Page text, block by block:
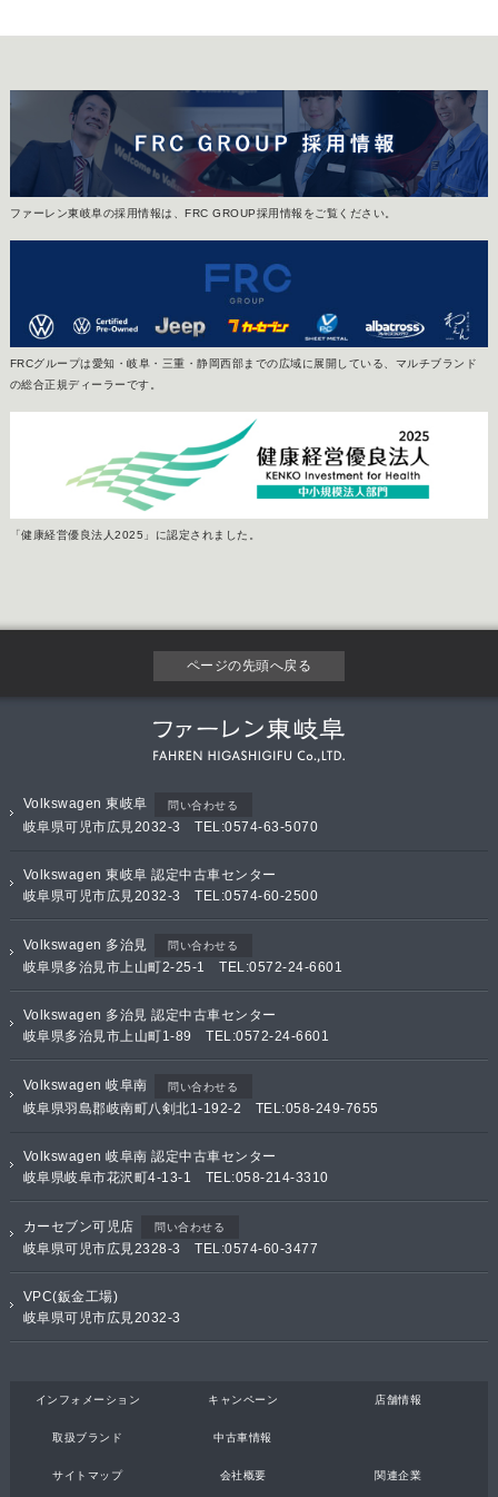
ファーレン東岐阜の採用情報は、FRC GROUP採用情報をご覧ください。
FRCグループは愛知・岐阜・三重・静岡西部までの広域に展開している、マルチブランド
の総合正規ディーラーです。
「健康経営優良法人2025」に認定されました。
ページの先頭へ戻る
Volkswagen 東岐阜 問い合わせる
岐阜県可児市広見2032-3 TEL:0574-63-5070
Volkswagen 東岐阜 認定中古車センター
岐阜県可児市広見2032-3 TEL:0574-60-2500
Volkswagen 多治見 問い合わせる
岐阜県多治見市上山町2-25-1 TEL:0572-24-6601
Volkswagen 多治見 認定中古車センター
岐阜県多治見市上山町1-89 TEL:0572-24-6601
Volkswagen 岐阜南 問い合わせる
岐阜県羽島郡岐南町八剣北1-192-2 TEL:058-249-7655
Volkswagen 岐阜南 認定中古車センター
岐阜県岐阜市花沢町4-13-1 TEL:058-214-3310
カーセブン可児店 問い合わせる
岐阜県可児市広見2328-3 TEL:0574-60-3477
VPC(鈑金工場)
岐阜県可児市広見2032-3
インフォメーション キャンペーン 店舗情報
取扱ブランド 中古車情報
サイトマップ 会社概要 関連企業